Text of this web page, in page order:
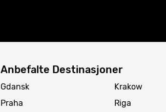
Anbefalte Destinasjoner
Gdansk
Praha
Krakow
Riga